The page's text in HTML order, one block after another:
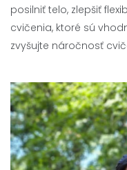
posilniť telo, zlepšiť
cvičenia, ktoré sú
zvyšujte náročnosť